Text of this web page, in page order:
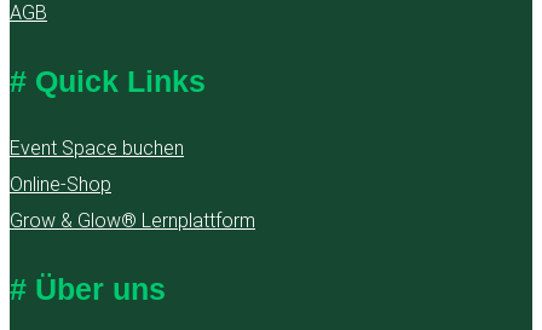
AGB
# Quick Links
Event Space buchen
Online-Shop
Grow & Glow® Lernplattform
# Über uns